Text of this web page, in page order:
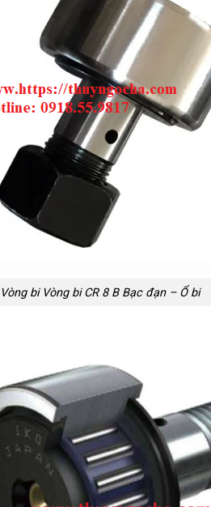
Vòng bi Vòng bi CR 8 B Bạc đạn – Ổ bi